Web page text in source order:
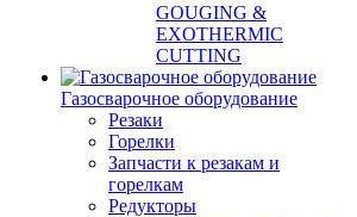
GOUGING &
EXOTHERMIC
CUTTING
Газосварочное оборудование
Резаки
Горелки
Запчасти к резакам и
горелкам
Редукторы